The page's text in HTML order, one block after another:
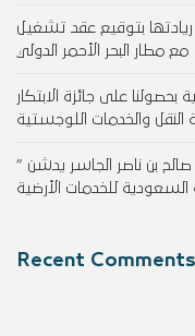
ريادتها بتوقيع عقد تشغيل
مع مطار البحر الأحمر الدولي
على جائزة الابتكار
بن ناصر الجاسر يدشن ”
للخدمات الأرضية
Recent Comments